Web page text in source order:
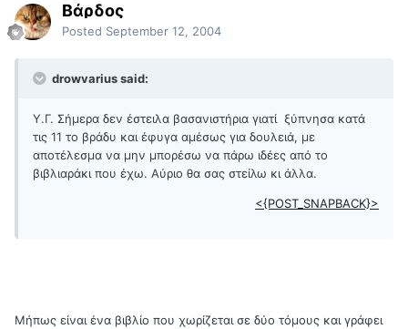
Βάρδος
Posted September 12, 2004
drowvarius said:
Υ.Γ. Σήμερα δεν έστειλα βασανιστήρια γιατί ξύπνησα κατά
τις 11 το βράδυ και έφυγα αμέσως για δουλειά, με
αποτέλεσμα να μην μπορέσω να πάρω ιδέες από το
βιβλιαράκι που έχω. Αύριο θα σας στείλω κι άλλα.
<{POST_SNAPBACK}>
Μήπως είναι ένα βιβλίο που χωρίζεται σε δύο τόμους και γράφει